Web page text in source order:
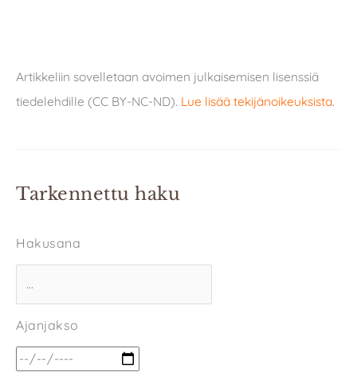
Artikkeliin sovelletaan avoimen julkaisemisen lisenssiä
tiedelehdille (CC BY-NC-ND). Lue lisää tekijänoikeuksista.
Tarkennettu haku
Hakusana
Ajanjakso